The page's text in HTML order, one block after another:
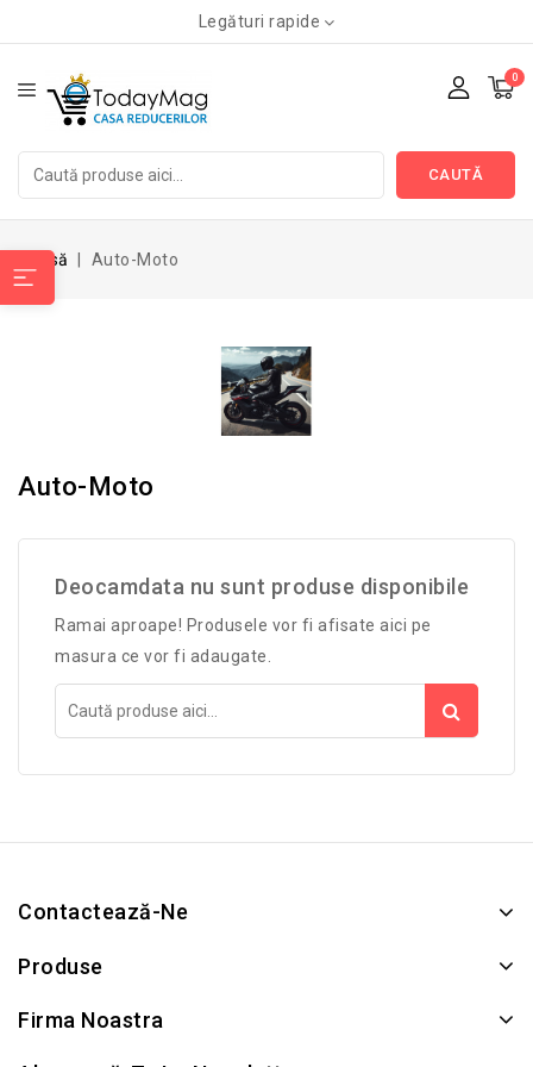
Legături rapide
0
CAUTĂ
Acasă Auto-Moto
Auto-Moto
Deocamdata nu sunt produse disponibile
Ramai aproape! Produsele vor fi afisate aici pe
masura ce vor fi adaugate.
Contactează-Ne
Produse
Firma Noastra